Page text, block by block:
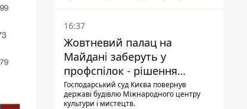
прибув налагодити комунікацію
16:37
Жовтневий палац на
Майдані заберуть у
профспілок - рішення
Господарського суду
Господарський суд Києва повернув
державі будівлю Міжнародного центру
культури і мистецтв.